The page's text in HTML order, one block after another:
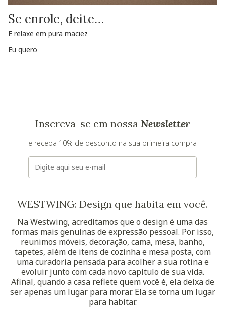
Se enrole, deite…
E relaxe em pura maciez
Eu quero
Inscreva-se em nossa Newsletter
e receba 10% de desconto na sua primeira compra
E-mail
WESTWING: Design que habita em você.
Na Westwing, acreditamos que o design é uma das
formas mais genuínas de expressão pessoal. Por isso,
reunimos móveis, decoração, cama, mesa, banho,
tapetes, além de itens de cozinha e mesa posta, com
uma curadoria pensada para acolher a sua rotina e
evoluir junto com cada novo capítulo de sua vida.
Afinal, quando a casa reflete quem você é, ela deixa de
ser apenas um lugar para morar. Ela se torna um lugar
para habitar.